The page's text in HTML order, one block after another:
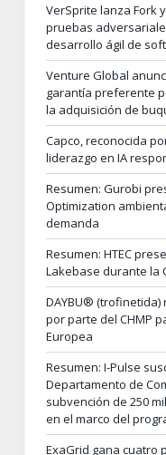
VerSprite lanza Fork
pruebas
desarrollo ágil de
Venture Global
garantía preferente
la adquisición de
Capco, reconocida
liderazgo en IA
Resumen: Gurobi
Optimization
demanda
Resumen: HTEC
Lakebase durante la
DAYBU®
por parte del CHMP
Europea
Resumen: I-Pulse
Departamento de
subvención de 250
en el marco del
ExaGrid gana cuatro